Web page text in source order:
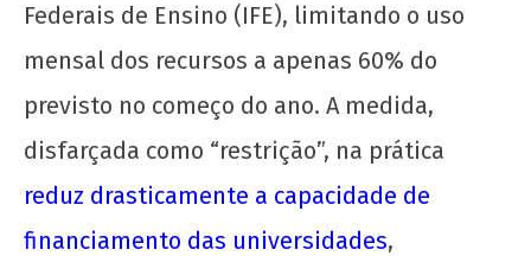
NOW VIEWING
Chega de cortes! É hora de tomar as ruas
para derrubar o “calabouço” fiscal!
Federais de Ensino (IFE), limitando o uso
mensal dos recursos a apenas 60% do
previsto no começo do ano. A medida,
disfarçada como “restrição”, na prática
reduz drasticamente a capacidade de
financiamento das universidades,